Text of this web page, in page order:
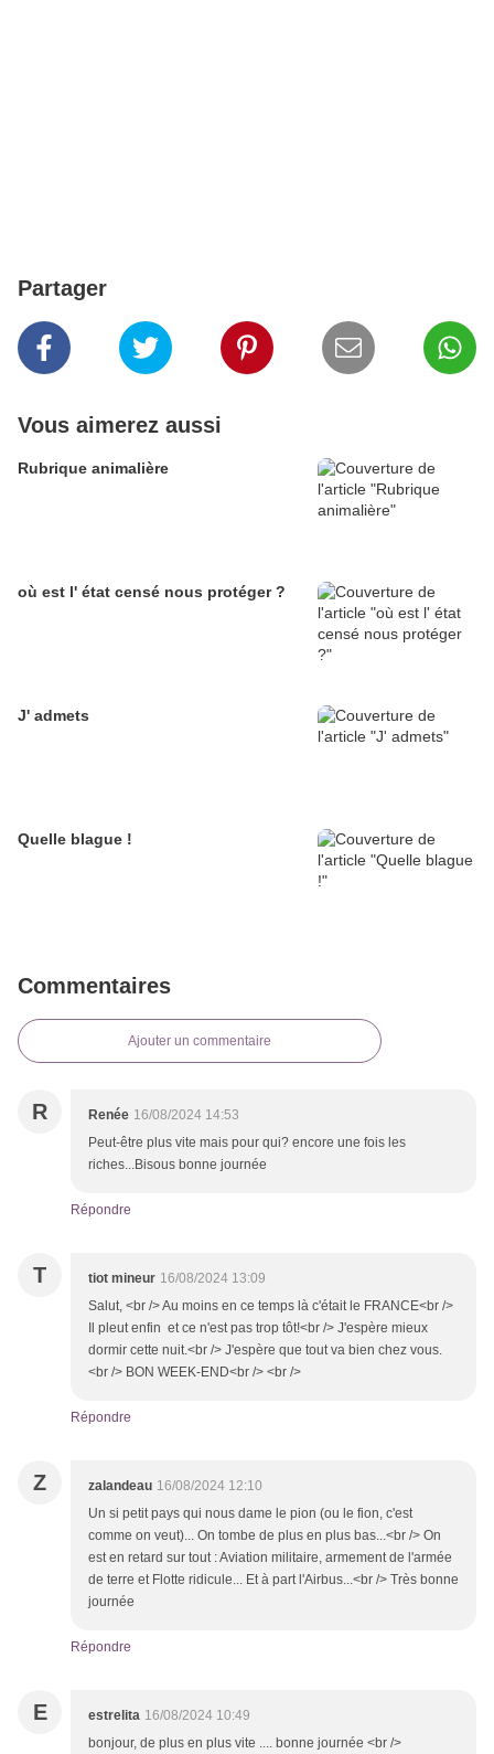
Partager
Vous aimerez aussi
Rubrique animalière
où est l' état censé nous protéger ?
J' admets
Quelle blague !
Commentaires
Ajouter un commentaire
R Renée 16/08/2024 14:53
Peut-être plus vite mais pour qui? encore une fois les
riches...Bisous bonne journée
Répondre
T tiot mineur 16/08/2024 13:09
Salut, <br /> Au moins en ce temps là c'était le FRANCE<br />
Il pleut enfin et ce n'est pas trop tôt!<br /> J'espère mieux
dormir cette nuit.<br /> J'espère que tout va bien chez vous.
<br /> BON WEEK-END<br /> <br />
Répondre
Z zalandeau 16/08/2024 12:10
Un si petit pays qui nous dame le pion (ou le fion, c'est
comme on veut)... On tombe de plus en plus bas...<br /> On
est en retard sur tout : Aviation militaire, armement de l'armée
de terre et Flotte ridicule... Et à part l'Airbus...<br /> Très bonne
journée
Répondre
E estrelita 16/08/2024 10:49
bonjour, de plus en plus vite .... bonne journée <br />